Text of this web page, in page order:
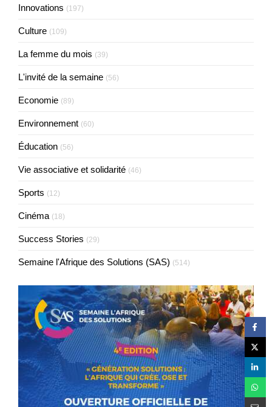
Innovations (197)
Culture (109)
La femme du mois (39)
L'invité de la semaine (56)
Economie (89)
Environnement (60)
Éducation (56)
Vie associative et solidarité (46)
Sports (12)
Cinéma (18)
Success Stories (29)
Semaine l'Afrique des Solutions (SAS) (514)